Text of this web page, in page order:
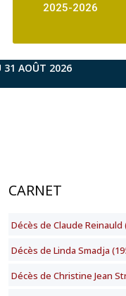
2025-2026
31 AOÛT 2026
CARNET
Décès de Claude Reinauld
Décès de Linda Smadja
Décès de Christine Jean